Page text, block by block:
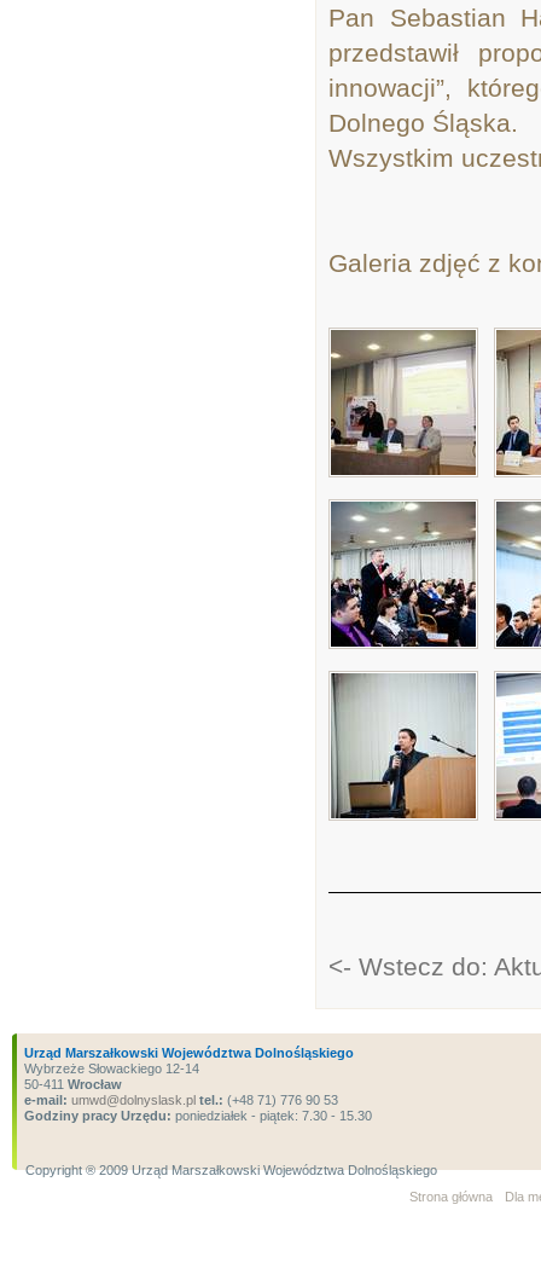
Pan Sebastian
przedstawił
innowacji”,
Dolnego Śląska.
Wszystkim
Galeria zdjęć z
<- Wstecz do:
Urząd Marszałkowski Województwa Dolnośląskiego
Wybrzeże Słowackiego 12-14
50-411 Wrocław
e-mail: umwd@dolnyslask.pl tel.: (+48 71) 776 90 53
Godziny pracy Urzędu: poniedziałek - piątek: 7.30 - 15.30
Copyright ® 2009 Urząd Marszałkowski Województwa Dolnośląskiego
Strona główna
Dla